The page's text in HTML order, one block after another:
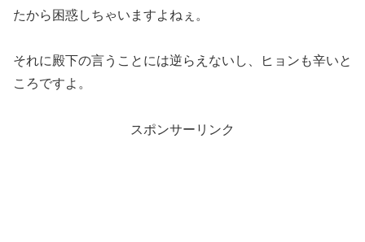
たから困惑しちゃいますよねぇ。
それに殿下の言うことには逆らえないし、ヒョンも辛いと
ころですよ。
スポンサーリンク